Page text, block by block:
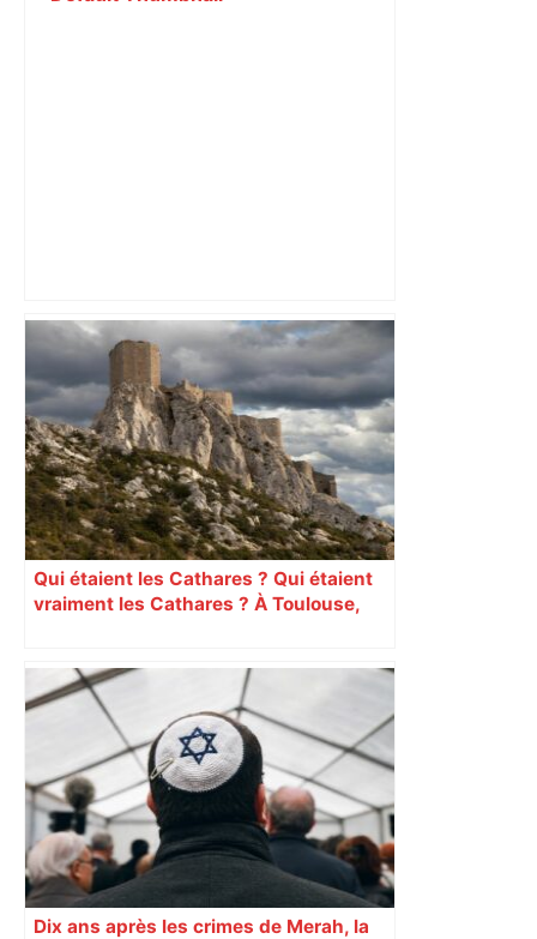
les agriculteurs manifestent malgré les
interdictions
Qui étaient les Cathares ? Qui étaient
vraiment les Cathares ? À Toulouse,
l’hérésie cathare dans le Midi des XIIe
et XIIIe siècles. Une question qui
déchaîne les passions. Explication
Dix ans après les crimes de Merah, la